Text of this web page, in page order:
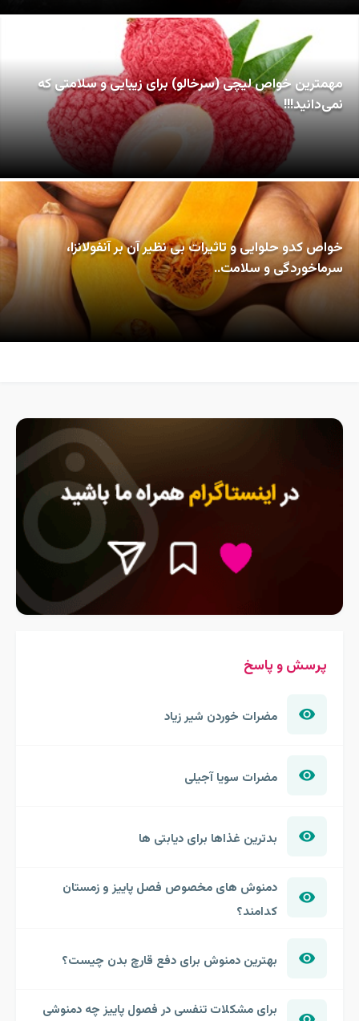
مهمترین خواص لیچی (سرخالو) برای زیبایی و سلامتی که
نمی‌دانید!!!
خواص کدو حلوایی و تاثیرات بی نظیر آن بر آنفولانزا،
سرماخوردگی و سلامت..
پرسش و پاسخ
مضرات خوردن شیر زیاد
مضرات سویا آجیلی
بدترین غذاها برای دیابتی ها
دمنوش های مخصوص فصل پاییز و زمستان
کدامند؟
بهترین دمنوش برای دفع قارچ بدن چیست؟
برای مشکلات تنفسی در فصول پاییز چه دمنوشی